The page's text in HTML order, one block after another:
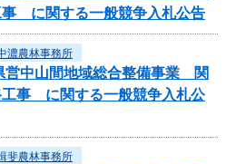
に関する一般競争入札公告
濃農林事務所
営中山間地域総合整備事業 関
事 に関する一般競争入札公
斐農林事務所